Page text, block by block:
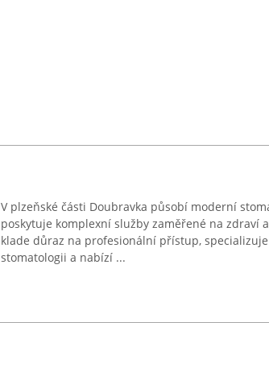
V plzeňské části Doubravka působí moderní
poskytuje komplexní služby zaměřené na zdraví
klade důraz na profesionální přístup,
stomatologii a nabízí ...